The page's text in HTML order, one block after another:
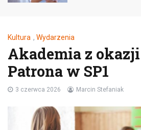
Kultura , Wydarzenia
Akademia z
Patrona w SP1
3 czerwca 2026 Marcin Stefaniak